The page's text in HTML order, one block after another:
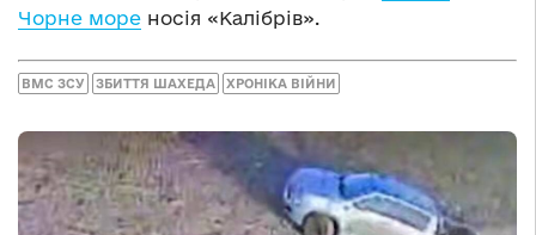
Чорне море носія «Калібрів».
ВМС ЗСУ ЗБИТТЯ ШАХЕДА ХРОНІКА ВІЙНИ